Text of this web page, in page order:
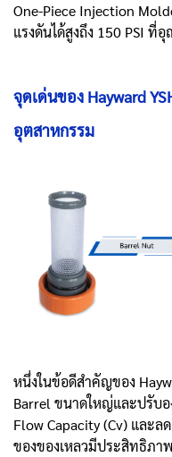
One-Piece Injection
แรงดันได้สูงถึง 150 PSI ที่
จุดเด่นของ Hayward
อุตสาหกรรม
หนึ่งในข้อดีสำคัญของ
Barrel ขนาดใหญ่และปรับอ
Flow Capacity (Cv) และ
ของของเหลวมีประสิทธิภา